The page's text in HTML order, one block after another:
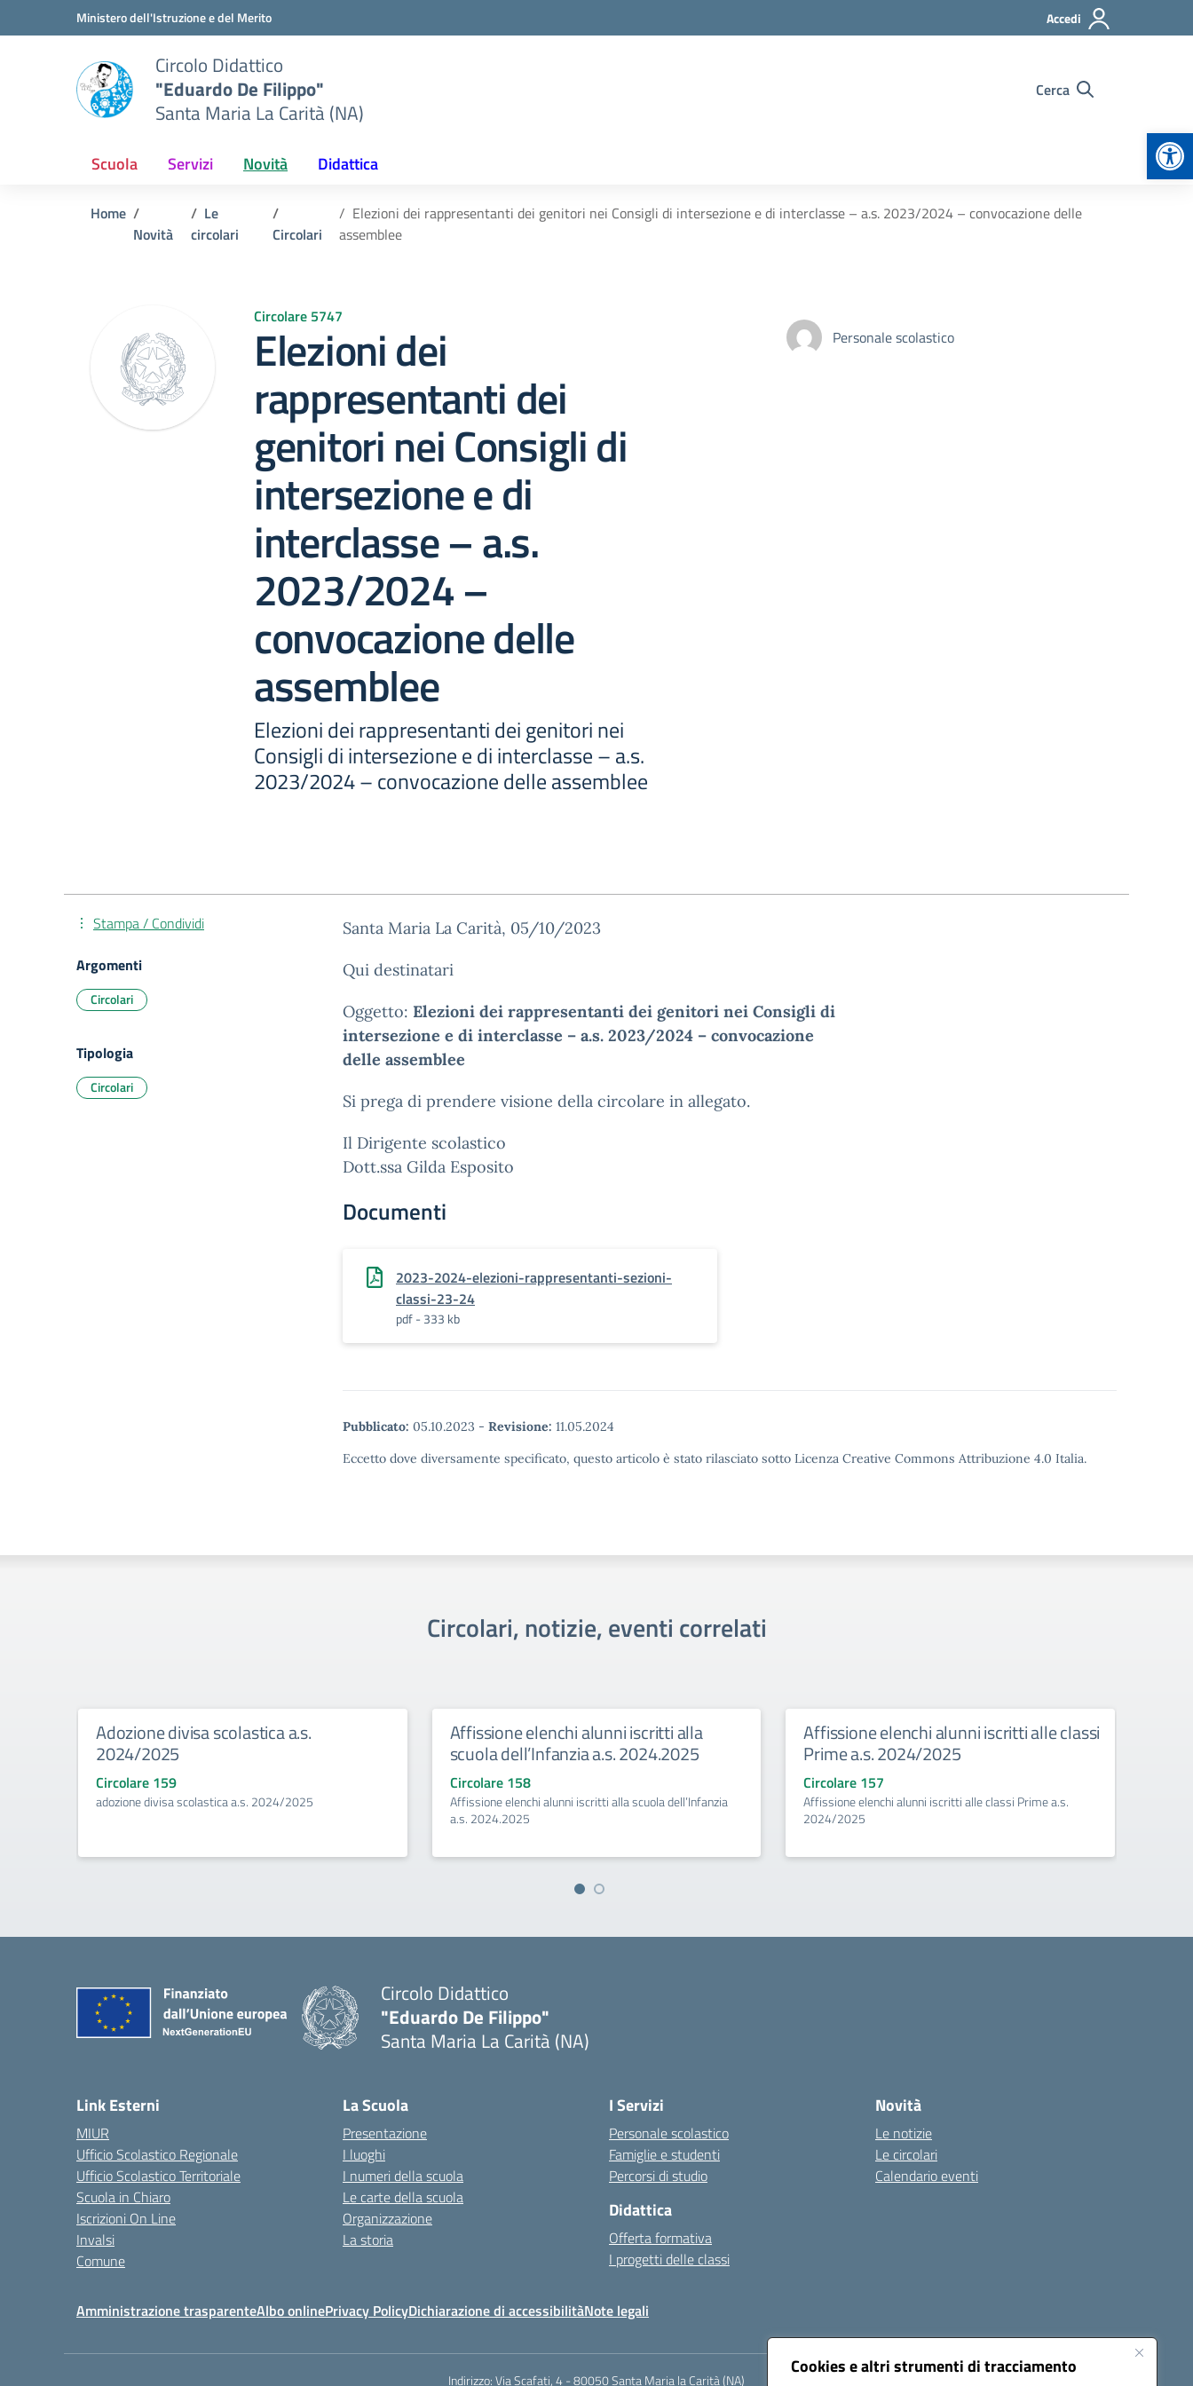
Cookies e altri strumenti di tracciamento
Vai ai contenuti
Vai al menu di navigazioneMinistero dell'Istruzione e del Merito Accedi
Circolo Didattico
"Eduardo De Filippo"
Santa Maria La Carità (NA)
Cerca
Scuola Servizi Novità Didattica
Home
Novità
Le
circolari
Circolari
Elezioni dei rappresentanti dei genitori nei Consigli di intersezione e di interclasse – a.s. 2023/2024 – convocazione delle
assemblee
Circolare 5747
Elezioni dei
rappresentanti dei
genitori nei Consigli di
intersezione e di
interclasse – a.s.
2023/2024 –
convocazione delle
assemblee
Elezioni dei rappresentanti dei genitori nei
Consigli di intersezione e di interclasse – a.s.
2023/2024 – convocazione delle assemblee
Personale scolastico
Santa Maria La Carità, 05/10/2023
Qui destinatari
Oggetto: Elezioni dei rappresentanti dei genitori nei Consigli di
intersezione e di interclasse – a.s. 2023/2024 – convocazione
delle assemblee
Si prega di prendere visione della circolare in allegato.
Il Dirigente scolastico
Dott.ssa Gilda Esposito
Documenti
2023-2024-elezioni-rappresentanti-sezioni-
classi-23-24
pdf - 333 kb
Pubblicato: 05.10.2023 - Revisione: 11.05.2024
Eccetto dove diversamente specificato, questo articolo è stato rilasciato sotto Licenza Creative Commons Attribuzione 4.0 Italia.
Stampa / Condividi
Argomenti
Circolari
Tipologia
Circolari
Circolari, notizie, eventi correlati
Adozione divisa scolastica a.s.
2024/2025
Circolare 159
adozione divisa scolastica a.s. 2024/2025
Affissione elenchi alunni iscritti alla
scuola dell’Infanzia a.s. 2024.2025
Circolare 158
Affissione elenchi alunni iscritti alla scuola dell’Infanzia
a.s. 2024.2025
Affissione elenchi alunni iscritti alle classi
Prime a.s. 2024/2025
Circolare 157
Affissione elenchi alunni iscritti alle classi Prime a.s.
2024/2025
Circolo Didattico
"Eduardo De Filippo"
Santa Maria La Carità (NA)
Link Esterni
MIUR
Ufficio Scolastico Regionale
Ufficio Scolastico Territoriale
Scuola in Chiaro
Iscrizioni On Line
Invalsi
Comune
La Scuola
Presentazione
I luoghi
I numeri della scuola
Le carte della scuola
Organizzazione
La storia
I Servizi
Personale scolastico
Famiglie e studenti
Percorsi di studio
Didattica
Offerta formativa
I progetti delle classi
Novità
Le notizie
Le circolari
Calendario eventi
Amministrazione trasparenteAlbo onlinePrivacy PolicyDichiarazione di accessibilitàNote legali
Indirizzo:Via Scafati, 4 - 80050 Santa Maria la Carità (NA)